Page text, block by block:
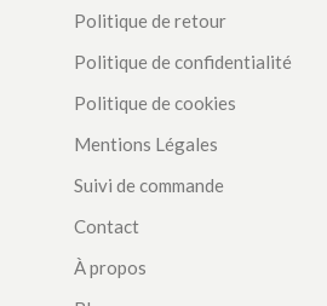
Politique de retour
Politique de confidentialité
Politique de cookies
Mentions Légales
Suivi de commande
Contact
À propos